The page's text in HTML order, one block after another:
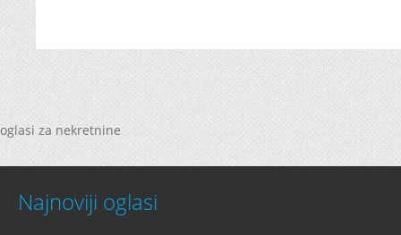
oglasi za nekretnine
Najnoviji oglasi